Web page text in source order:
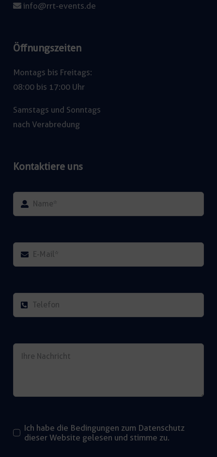
info@rrt-events.de
Öffnungszeiten
Montags bis Freitags:
08:00 bis 17:00 Uhr
Samstags und Sonntags
nach Verabredung
Kontaktiere uns
Ich habe die Bedingungen zum Datenschutz
dieser Website gelesen und stimme zu.